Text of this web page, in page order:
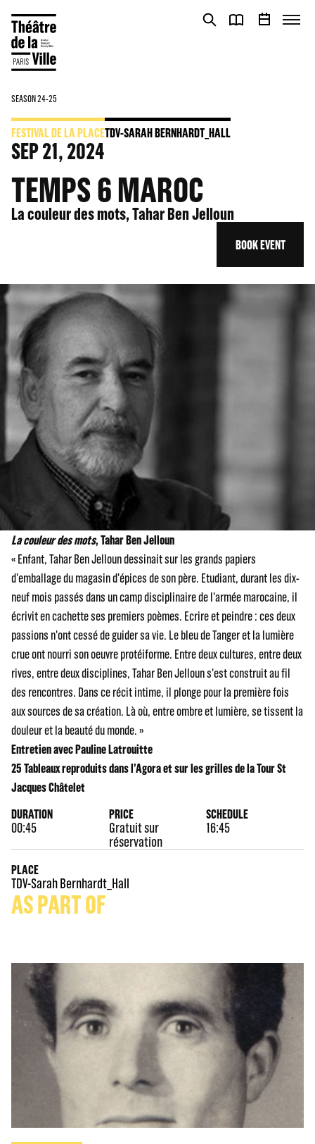
SEASON 24-25
FESTIVAL DE LA PLACETDV-SARAH BERNHARDT_HALL
SEP21, 2024
TEMPS 6 MAROC
La couleur des mots, Tahar Ben Jelloun
BOOK EVENT
La couleur des mots, Tahar Ben Jelloun
« Enfant, Tahar Ben Jelloun dessinait sur les grands papiers
d'emballage du magasin d'épices de son père. Etudiant, durant les dix-
neuf mois passés dans un camp disciplinaire de l'armée marocaine, il
écrivit en cachette ses premiers poèmes. Ecrire et peindre : ces deux
passions n'ont cessé de guider sa vie. Le bleu de Tanger et la lumière
crue ont nourri son oeuvre protéiforme. Entre deux cultures, entre deux
rives, entre deux disciplines, Tahar Ben Jelloun s'est construit au fil
des rencontres. Dans ce récit intime, il plonge pour la première fois
aux sources de sa création. Là où, entre ombre et lumière, se tissent la
douleur et la beauté du monde. »
Entretien avec Pauline Latrouitte
25 Tableaux reproduits dans l’Agora et sur les grilles de la Tour St
Jacques Châtelet
DURATION
00:45
PRICE
Gratuit sur
réservation
SCHEDULE
16:45
PLACE
TDV-Sarah Bernhardt_Hall
AS PART OF